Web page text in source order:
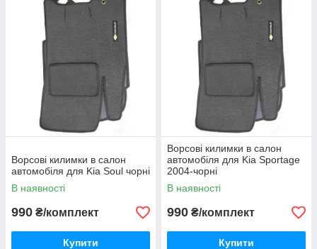
Ворсові килимки в салон
автомобіля для Kia Soul чорні
В наявності
990 ₴/комплект
Купити
Ворсові килимки в салон
автомобіля для Kia Sportage
2004-чорні
В наявності
990 ₴/комплект
Купити